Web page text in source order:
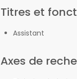
Titres et
Assistant
Axes de